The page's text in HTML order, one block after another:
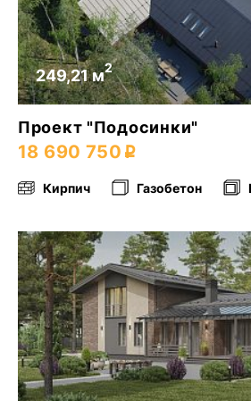
249,21 м2
Проект "Подосинки"
18 690 750
Кирпич Газобетон